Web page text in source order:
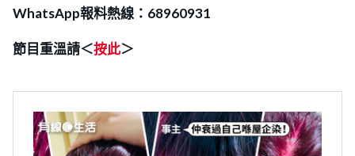
WhatsApp報料熱線：68960931
節目重溫請＜按此＞